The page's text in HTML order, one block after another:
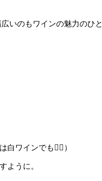
いのもワインの魅力のひと
白ワインでも🙆‍♀️）
ように。